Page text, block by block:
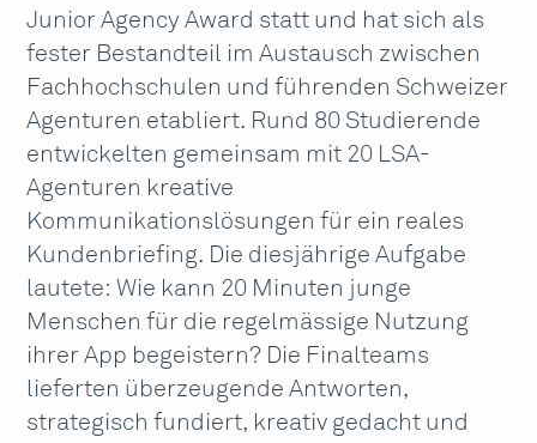
Junior Agency Award statt und hat sich als
fester Bestandteil im Austausch zwischen
Fachhochschulen und führenden Schweizer
Agenturen etabliert. Rund 80 Studierende
entwickelten gemeinsam mit 20 LSA-
Agenturen kreative
Kommunikationslösungen für ein reales
Kundenbriefing. Die diesjährige Aufgabe
lautete: Wie kann 20 Minuten junge
Menschen für die regelmässige Nutzung
ihrer App begeistern? Die Finalteams
lieferten überzeugende Antworten,
strategisch fundiert, kreativ gedacht und